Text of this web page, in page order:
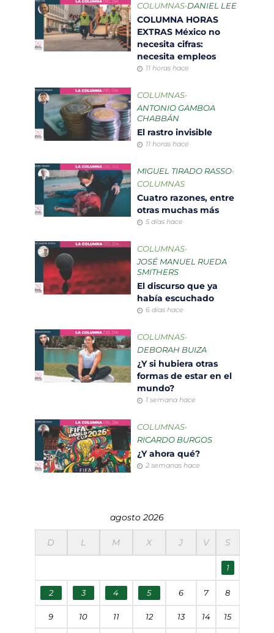
COLUMNAS•DANIEL LEE
COLUMNA HORAS
EXTRAS México no
necesita cifras:
necesita empleos
11 horas hace
COLUMNAS•
ANTONIO GAMBOA
CHABBÁN
El rastro invisible
11 horas hace
MIGUEL TIRADO RASSO•
COLUMNAS
Cuatro razones, entre
otras muchas más
5 días hace
COLUMNAS•
JOSÉ MANUEL RUEDA
SMITHERS
El discurso que ya
había escuchado
6 días hace
COLUMNAS•
DEBORAH BUIZA
¿Y si hubiera otras
formas de estar en el
mundo?
1 semana hace
COLUMNAS•
RICARDO BURGOS
¿Y ahora qué?
2 semanas hace
agosto 2026
D L M X J V S
1
2 3 4 5 6 7 8
9 10 11 12 13 14 15